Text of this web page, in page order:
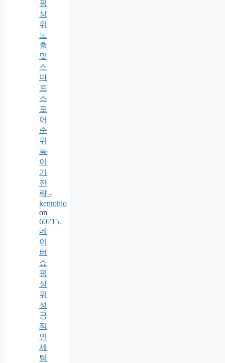
핑
상
위
노
출
및
스
마
트
스
토
어
순
위
높
이
기
전
략 -
kentohio
on
60715.
네
이
버
쇼
핑
상
위
성
공
적
인
세
팅